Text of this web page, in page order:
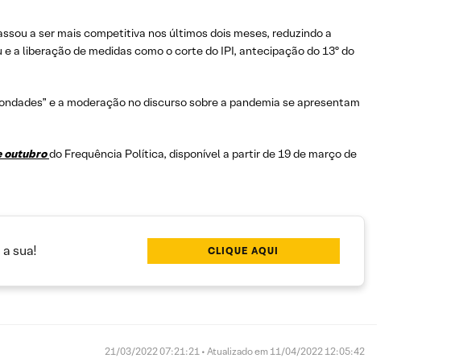
a ser mais competitiva nos últimos dois meses, reduzindo a
a liberação de medidas como o corte do IPI, antecipação do 13º do
e a moderação no discurso sobre a pandemia se apresentam
outubrodo Frequência Política, disponível a partir de 19 de março de
sua! CLIQUE AQUI
21/03/2022 07:21:21 • Atualizado em 11/04/2022 12:05:42